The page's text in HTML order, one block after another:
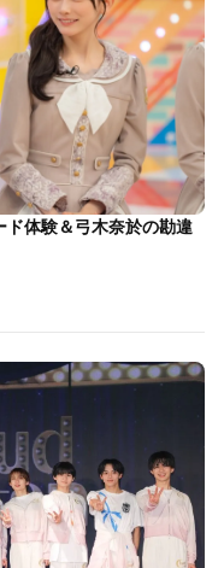
体験＆弓木奈於の勘違